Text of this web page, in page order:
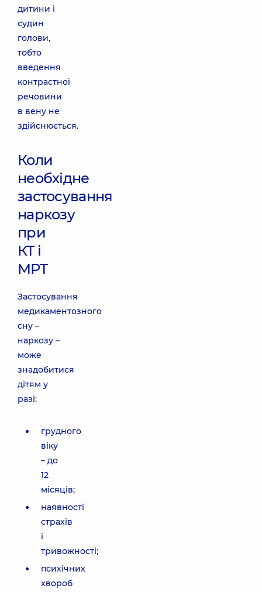
дитини і
судин
голови,
тобто
введення
контрастної
речовини
в вену не
здійснюється.
Коли
необхідне
застосування
наркозу
при
КТ і
МРТ
Застосування
медикаментозного
сну –
наркозу –
може
знадобитися
дітям у
разі:
грудного
віку
– до
12
місяців;
наявності
страхів
і
тривожності;
психічних
хвороб